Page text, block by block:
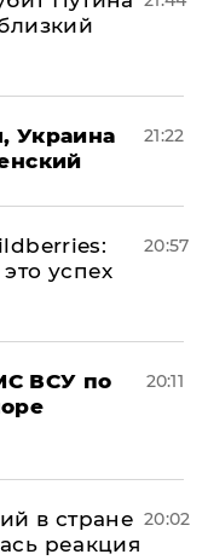
Украина
21:22
успех
20:57
ВСУ по
20:11
в стране
реакция
20:02